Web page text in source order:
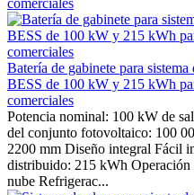
Batería de gabinete para
BESS de 100 kW y 215 kWh
comerciales
Potencia nominal: 100 kW de
del conjunto fotovoltaico: 100
2200 mm Diseño integral Fácil
distribuido: 215 kWh Operación
nube Refrigerac...